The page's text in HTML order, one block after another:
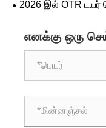
2026 இல் OTR
எனக்கு ஒரு